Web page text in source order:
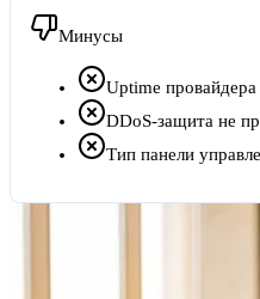
Минусы
Uptime провайдера
DDoS-защита не
Тип панели